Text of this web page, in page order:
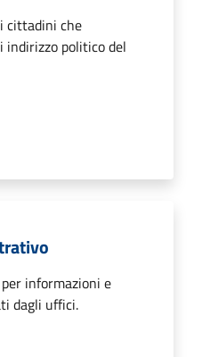
cittadini che
indirizzo politico del
informazioni e
dagli uffici.